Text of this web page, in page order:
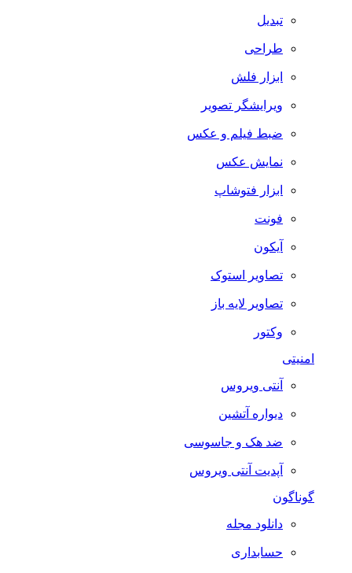
تبدیل
طراحی
ابزار فلش
ویرایشگر تصویر
ضبط فيلم و عكس
نمایش عکس
ابزار فتوشاپ
فونت
آیکون
تصاویر استوک
تصاویر لایه باز
وکتور
آنتی ویروس
دیواره آتشین
ضد هک و جاسوسی
آپدیت آنتی ویروس
گوناگون
دانلود مجله
حسابداری